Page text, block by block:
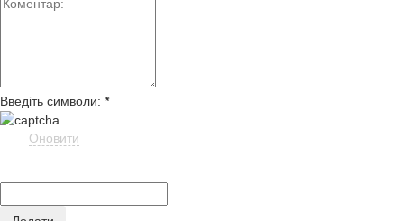
Введіть символи: *
Оновити